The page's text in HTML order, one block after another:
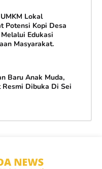
Lokal
Potensi Kopi Desa
Edukasi
Masyarakat.
Baru Anak Muda,
Dibuka Di Sei